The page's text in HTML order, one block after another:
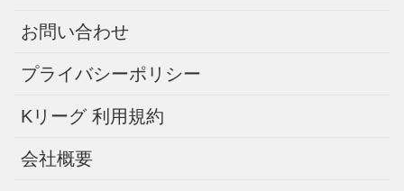
お問い合わせ
プライバシーポリシー
Kリーグ 利用規約
会社概要